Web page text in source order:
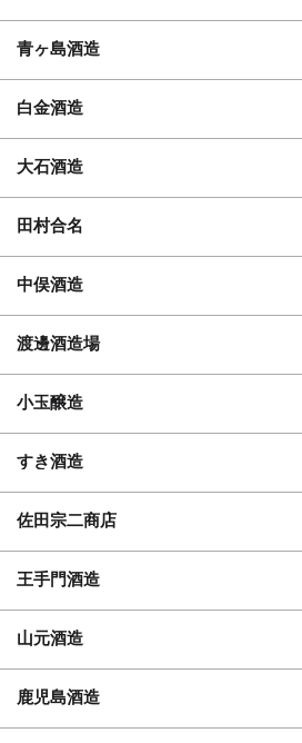
青ヶ島酒造
白金酒造
大石酒造
田村合名
中俣酒造
渡邊酒造場
小玉醸造
すき酒造
佐田宗二商店
王手門酒造
山元酒造
鹿児島酒造